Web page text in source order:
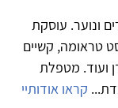
ונוער. עוסקת
טראומה, קשיים
ועוד. מטפלת
קראו אודותיי